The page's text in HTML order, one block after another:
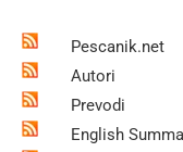
Pescanik.net
Autori
Prevodi
English